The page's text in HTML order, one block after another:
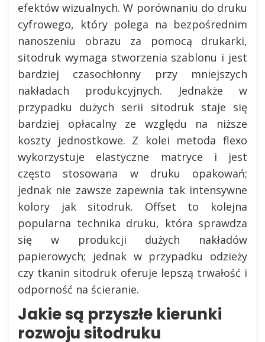
efektów wizualnych. W porównaniu do druku
cyfrowego, który polega na bezpośrednim
nanoszeniu obrazu za pomocą drukarki,
sitodruk wymaga stworzenia szablonu i jest
bardziej czasochłonny przy mniejszych
nakładach produkcyjnych. Jednakże w
przypadku dużych serii sitodruk staje się
bardziej opłacalny ze względu na niższe
koszty jednostkowe. Z kolei metoda flexo
wykorzystuje elastyczne matryce i jest
często stosowana w druku opakowań;
jednak nie zawsze zapewnia tak intensywne
kolory jak sitodruk. Offset to kolejna
popularna technika druku, która sprawdza
się w produkcji dużych nakładów
papierowych; jednak w przypadku odzieży
czy tkanin sitodruk oferuje lepszą trwałość i
odporność na ścieranie.
Jakie są przyszłe kierunki
rozwoju sitodruku